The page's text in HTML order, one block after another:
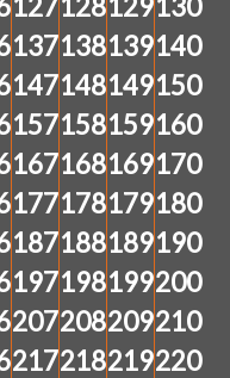
137138139140
147148149150
157158159160
167168169170
177178179180
187188189190
197198199200
207208209210
217218219220